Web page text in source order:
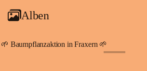
An Samstagen, Sonn- und Feiertagen
persönlichen Linienbus zur gewünschten
Haltestelle bestellen. Sowohl von Weiler
Alben
🌱 Baumpflanzaktion in Fraxern 🌱